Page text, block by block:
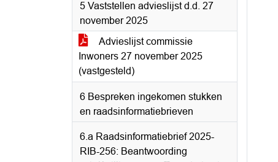
5 Vaststellen advieslijst d.d. 27
november 2025
Advieslijst commissie
Inwoners 27 november 2025
(vastgesteld)
6 Bespreken ingekomen stukken
en raadsinformatiebrieven
6.a Raadsinformatiebrief 2025-
RIB-256: Beantwoording